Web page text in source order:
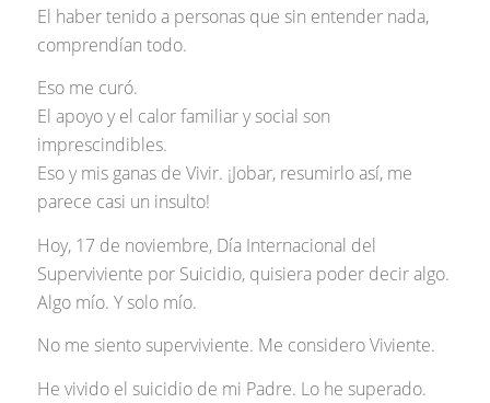
El haber tenido a personas que sin entender nada,
comprendían todo.
Eso me curó.
El apoyo y el calor familiar y social son
imprescindibles.
Eso y mis ganas de Vivir. ¡Jobar, resumirlo así, me
parece casi un insulto!
Hoy, 17 de noviembre, Día Internacional del
Superviviente por Suicidio, quisiera poder decir algo.
Algo mío. Y solo mío.
No me siento superviviente. Me considero Viviente.
He vivido el suicidio de mi Padre. Lo he superado.